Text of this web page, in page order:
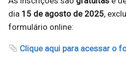
dia 15 de agosto de 2025,
formulário online:
Clique aqui para acessar o